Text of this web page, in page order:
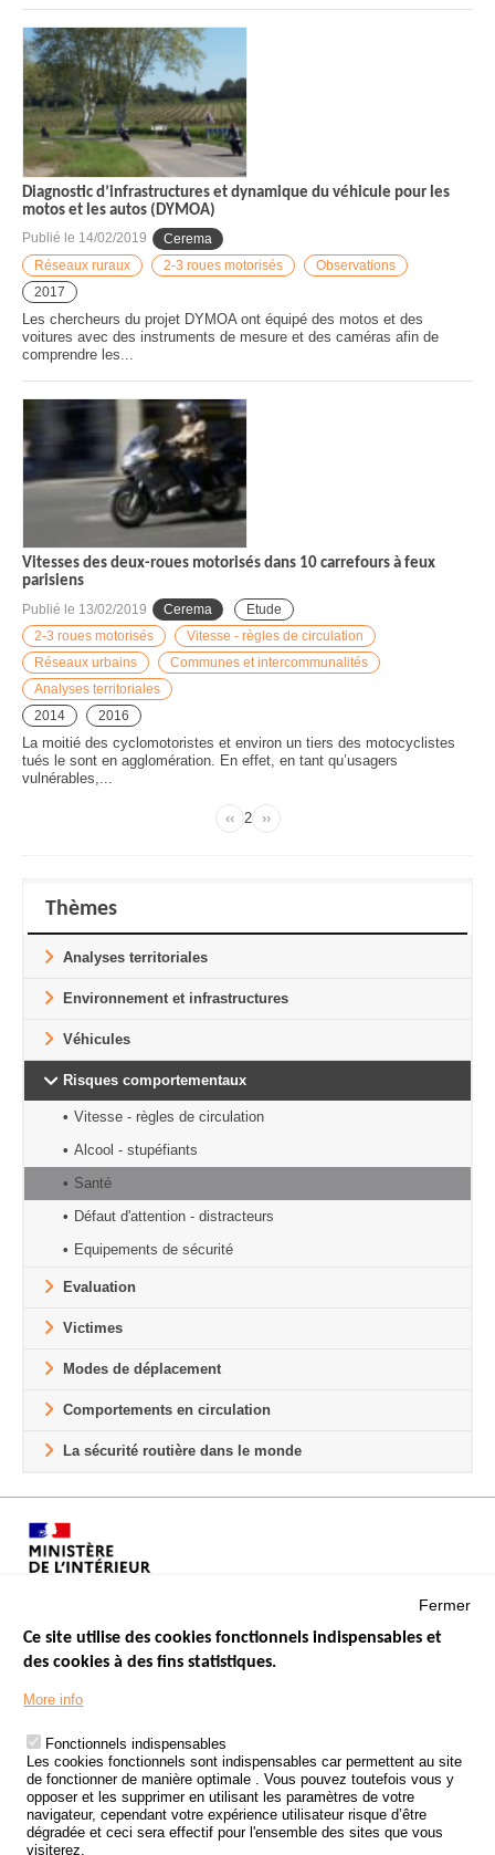
Diagnostic d’infrastructures et dynamique du véhicule pour les
motos et les autos (DYMOA)
Publié le 14/02/2019
Cerema
Réseaux ruraux
2-3 roues motorisés
Observations
2017
Les chercheurs du projet DYMOA ont équipé des motos et des
voitures avec des instruments de mesure et des caméras afin de
comprendre les...
Vitesses des deux-roues motorisés dans 10 carrefours à feux
parisiens
Publié le 13/02/2019 Cerema
Etude
2-3 roues motorisés
Vitesse - règles de circulation
Réseaux urbains
Communes et intercommunalités
Analyses territoriales
2014
2016
La moitié des cyclomotoristes et environ un tiers des motocyclistes
tués le sont en agglomération. En effet, en tant qu’usagers
vulnérables,...
Pagination
Page
‹‹ Page
2
Page
››
Thèmes
Analyses territoriales
Environnement et infrastructures
Véhicules
Risques comportementaux
Vitesse - règles de circulation
Alcool - stupéfiants
Santé
Défaut d'attention - distracteurs
Equipements de sécurité
Evaluation
Victimes
Modes de déplacement
Comportements en circulation
La sécurité routière dans le monde
Menu
Footer
LES SITES PUBLICS
ÉTAT DE L’INSÉCURITÉ ROUTIÈRE
TRAITEMENT DES DONNÉES PERSONNELLES DES ACCIDENTS DE
LA ROUTE
ETUDES ET RECHERCHES
Fermer
Ce site utilise des cookies fonctionnels indispensables et
des cookies à des fins statistiques.
More info
Fonctionnels indispensables
Les cookies fonctionnels sont indispensables car permettent au site
de fonctionner de manière optimale . Vous pouvez toutefois vous y
opposer et les supprimer en utilisant les paramètres de votre
navigateur, cependant votre expérience utilisateur risque d’être
dégradée et ceci sera effectif pour l'ensemble des sites que vous
visiterez.